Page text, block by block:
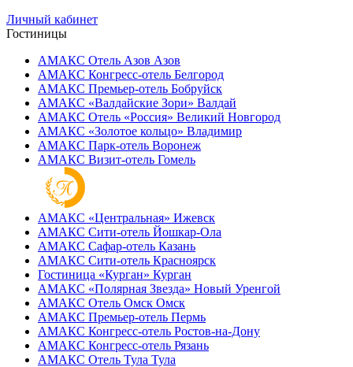
Личный кабинет
Гостиницы
АМАКС Отель ‎Азов Азов
АМАКС Конгресс-отель Белгород
АМАКС Премьер-отель Бобруйск
АМАКС «‎Валдайские Зори» Валдай
АМАКС Отель «‎Россия» Великий Новгород
АМАКС «‎Золотое кольцо» Владимир
АМАКС Парк-отель Воронеж
АМАКС Визит-отель Гомель
АМАКС «‎Центральная» Ижевск
АМАКС Сити-отель Йошкар-Ола
АМАКС Сафар-отель Казань
АМАКС Сити-отель Красноярск
Гостиница «‎Курган» Курган
АМАКС «Полярная Звезда» Новый Уренгой
АМАКС Отель ‎Омск Омск
АМАКС Премьер-отель Пермь
АМАКС Конгресс-отель Ростов-на-Дону
АМАКС Конгресс-отель Рязань
АМАКС Отель Тула Тула